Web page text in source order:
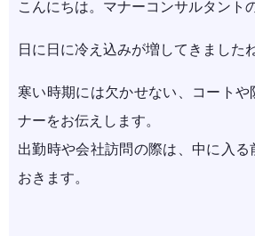
こんにちは。マナーコンサルタント
日に日に冷え込みが増してきましたね
寒い時期には欠かせない、コートや
ナーをお伝えします。
出勤時や会社訪問の際は、中に入
おきます。